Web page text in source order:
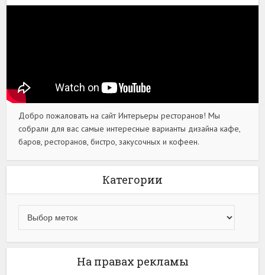
Добро пожаловать на сайт Интерьеры ресторанов! Мы
собрали для вас самые интересные варианты дизайна кафе,
баров, ресторанов, бистро, закусочных и кофеен.
Категории
На правах рекламы